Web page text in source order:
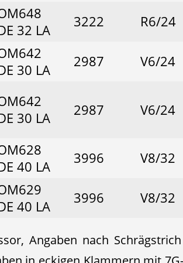
32 LA
3222
R6/24
30 LA
2987
V6/24
30 LA
2987 V6/24
40 LA
3996
V8/32
40 LA
3996 V8/32
Angaben nach